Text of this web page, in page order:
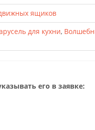
ящиков
для кухни,
его в заявке: